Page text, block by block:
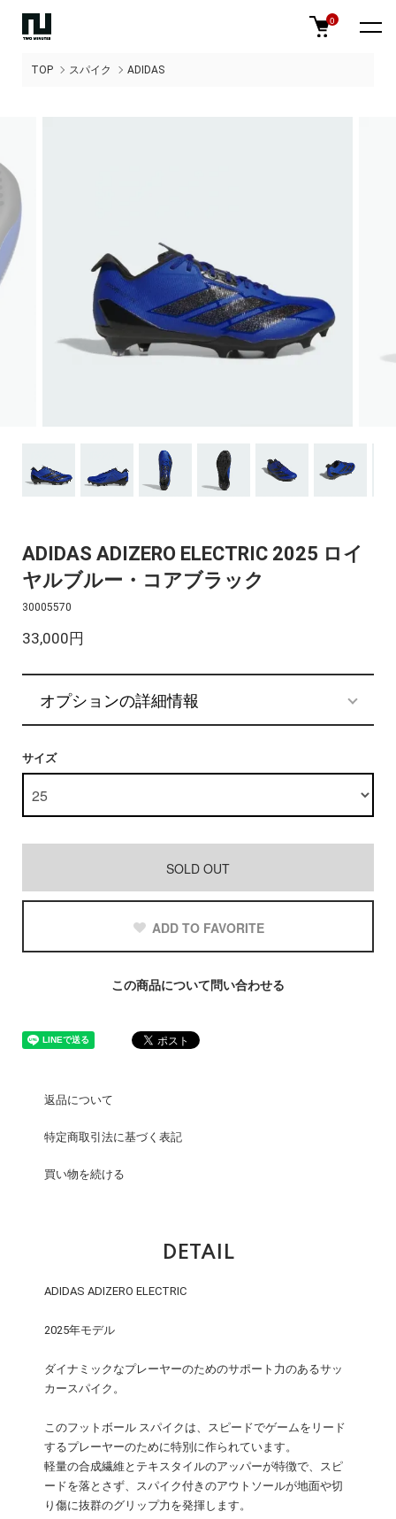
0
TOP スパイク ADIDAS
ADIDAS ADIZERO ELECTRIC 2025 ロイ
ヤルブルー・コアブラック
30005570
33,000円
オプションの詳細情報
サイズ
SOLD OUT
ADD TO FAVORITE
この商品について問い合わせる
返品について
特定商取引法に基づく表記
買い物を続ける
DETAIL
ADIDAS ADIZERO ELECTRIC
2025年モデル
ダイナミックなプレーヤーのためのサポート力のあるサッ
カースパイク。
このフットボール スパイクは、スピードでゲームをリード
するプレーヤーのために特別に作られています。
軽量の合成繊維とテキスタイルのアッパーが特徴で、スピ
ードを落とさず、スパイク付きのアウトソールが地面や切
り傷に抜群のグリップ力を発揮します。